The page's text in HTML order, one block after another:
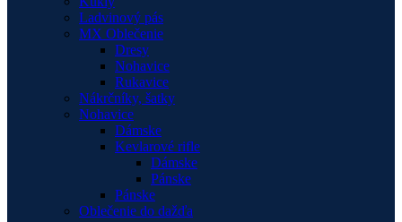
Ladvinový pás
MX Oblečenie
Dresy
Nohavice
Rukavice
Nákrčníky, šatky
Nohavice
Dámske
Kevlarové rifle
Dámske
Pánske
Pánske
Oblečenie do dažďa